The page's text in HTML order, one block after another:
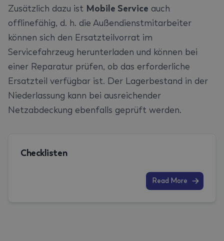
Zusätzlich dazu ist Mobile Service auch
offlinefähig, d. h. die Außendienstmitarbeiter
können sich den Ersatzteilvorrat im
Servicefahrzeug herunterladen und können bei
einer Reparatur prüfen, ob das erforderliche
Ersatzteil verfügbar ist. Der Lagerbestand in der
Niederlassung kann bei ausreichender
Netzabdeckung ebenfalls geprüft werden.
Checklisten
Read More